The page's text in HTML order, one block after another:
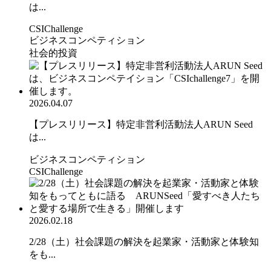
は...
CSIChallenge
ビジネスコンペティション
社会的投資
2026.04.07
【プレスリリース】特定非営利活動法人ARUN Seed
は...
ビジネスコンペティション
CSIChallenge
2026.02.18
2/28（土）社会課題の解決を起業家・活動家と体験知
をも...